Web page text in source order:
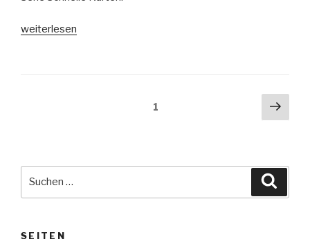
„Schnelle
weiterlesen
1
SEITEN